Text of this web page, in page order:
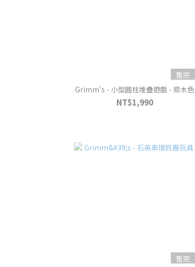
售完
Grimm's - 小型圓柱堆疊遊戲 - 原木色
NT$1,990
售完